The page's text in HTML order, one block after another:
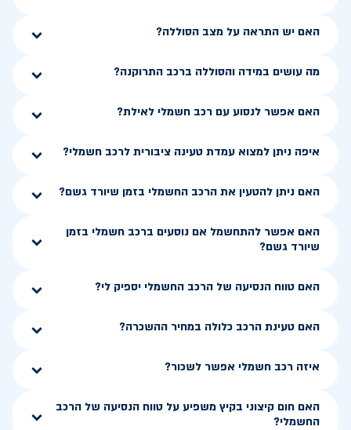
האם יש התראה על מצב הסוללה?
מה עושים במידה והסוללה ברכב התרוקנה?
האם אפשר לנסוע עם רכב חשמלי לאילת?
איפה ניתן למצוא עמדת טעינה ציבורית לרכב חשמלי?
האם ניתן להטעין את הרכב החשמלי בזמן שיורד גשם?
האם אפשר להתחשמל אם נוסעים ברכב חשמלי בזמן
שיורד גשם?
האם טווח הנסיעה של הרכב החשמלי יספיק לי?
האם טעינת הרכב כלולה במחיר ההשכרה?
איזה רכב חשמלי אפשר לשכור?
האם חום קיצוני בקיץ משפיע על טווח הנסיעה של הרכב
החשמלי?